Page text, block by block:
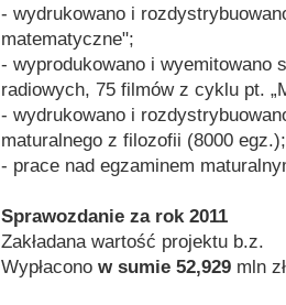
- wydrukowano i
matematyczne";
- wyprodukowano i wyemitowano
radiowych, 75 filmów z cyklu pt.
- wydrukowano i
maturalnego z filozofii (8000 egz.);
- prace nad egzaminem
Sprawozdanie za rok 2011
Zakładana wartość projektu b.z.
Wypłacono w sumie 52,929 mln zł